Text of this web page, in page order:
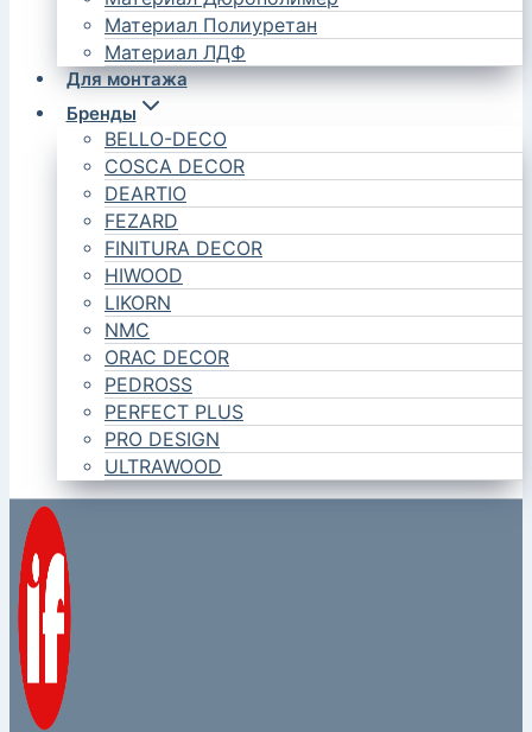
Материал Полиуретан
Материал ЛДФ
Для монтажа
Бренды
BELLO-DECO
COSCA DECOR
DEARTIO
FEZARD
FINITURA DECOR
HIWOOD
LIKORN
NMC
ORAC DECOR
PEDROSS
PERFECT PLUS
PRO DESIGN
ULTRAWOOD